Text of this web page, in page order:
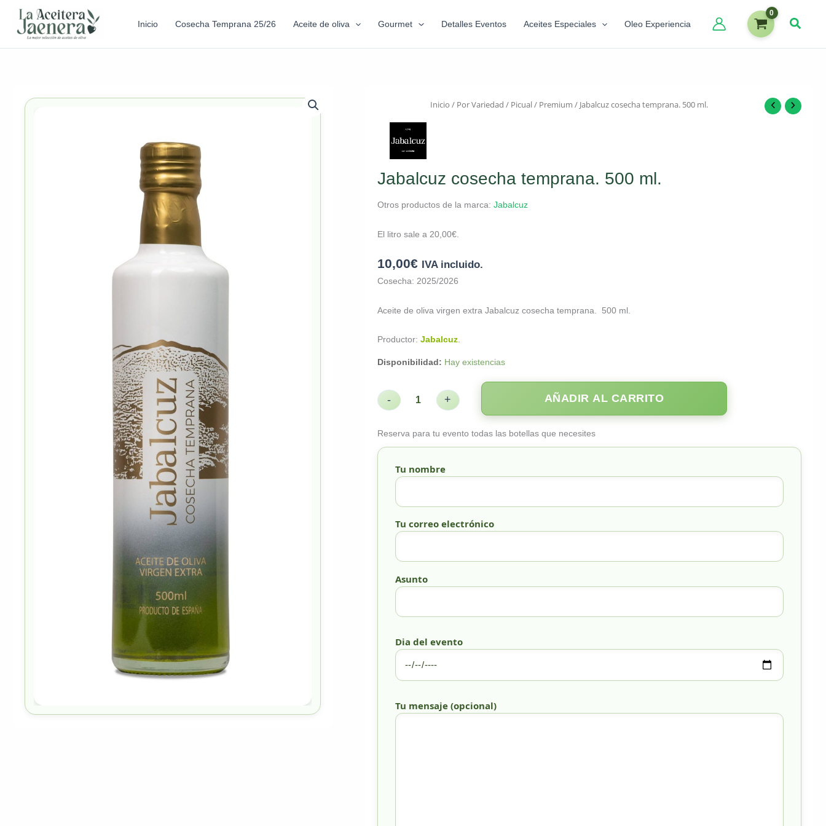
Inicio Cosecha Temprana 25/26 Aceite de oliva Gourmet Detalles Eventos Aceites Especiales Oleo Experiencia
Inicio / Por Variedad / Picual/ Premium / Jabalcuz cosecha temprana. 500 ml.
Jabalcuz cosecha temprana. 500 ml.
Otros productos de la marca: Jabalcuz
El litro sale a 20,00€.
10,00€ IVA incluido.
Cosecha: 2025/2026
Aceite de oliva virgen extra Jabalcuz cosecha temprana. 500 ml.
Productor: Jabalcuz.
Disponibilidad: Hay existencias
- + AÑADIR AL CARRITO
Reserva para tu evento todas las botellas que necesites
Tu nombre
Tu correo electrónico
Asunto
Dia del evento
Tu mensaje (opcional)